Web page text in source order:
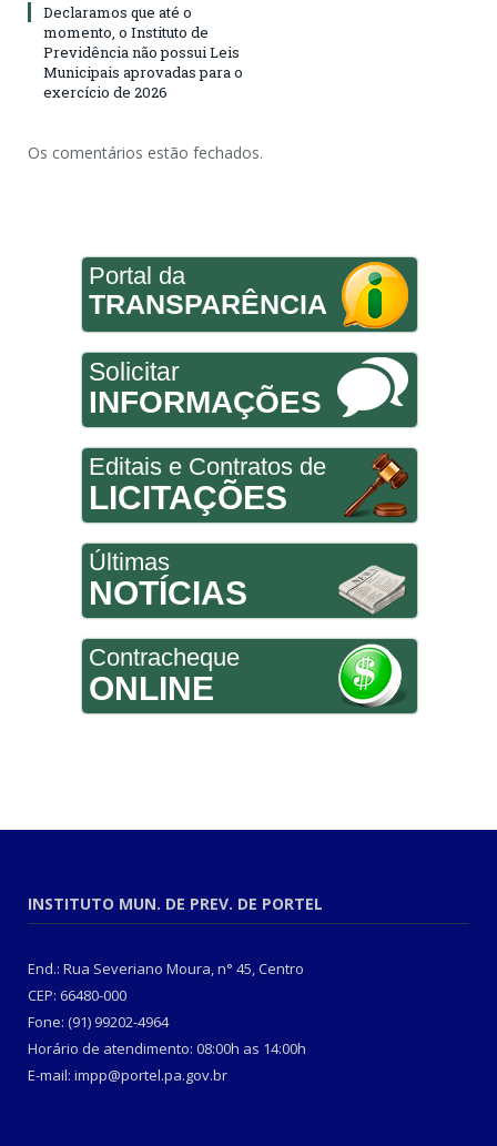
Declaramos que até o
momento, o Instituto de
Previdência não possui Leis
Municipais aprovadas para o
exercício de 2026
Os comentários estão fechados.
Portal da
TRANSPARÊNCIA
Solicitar
INFORMAÇÕES
Editais e Contratos de
LICITAÇÕES
Últimas
NOTÍCIAS
Contracheque
ONLINE
INSTITUTO MUN. DE PREV. DE PORTEL
End.: Rua Severiano Moura, n° 45, Centro
CEP: 66480-000
Fone: (91) 99202-4964
Horário de atendimento: 08:00h as 14:00h
E-mail: impp@portel.pa.gov.br